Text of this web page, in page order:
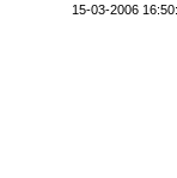
15-03-2006